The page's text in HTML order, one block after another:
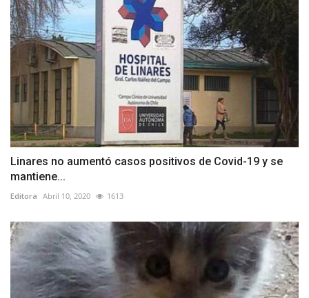
Linares no aumentó casos positivos de Covid-19 y se
mantiene...
Editora Abril 10, 2020 1613